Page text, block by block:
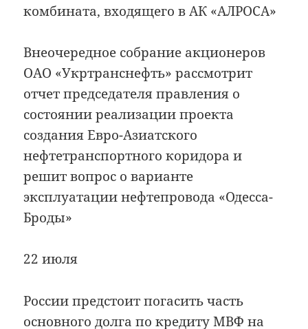
комбината, входящего в АК «АЛРОСА»
Внеочередное собрание акционеров
ОАО «Укртранснефть» рассмотрит
отчет председателя правления о
состоянии реализации проекта
создания Евро-Азиатского
нефтетранспортного коридора и
решит вопрос о варианте
эксплуатации нефтепровода «Одесса-
Броды»
22 июля
России предстоит погасить часть
основного долга по кредиту МВФ на